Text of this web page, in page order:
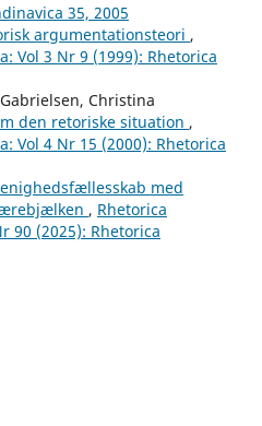
35, 2005
argumentationsteori ,
Vol 3 Nr 9 (1999): Rhetorica
Christina
den retoriske situation ,
Vol 4 Nr 15 (2000): Rhetorica
med
, Rhetorica
90 (2025): Rhetorica